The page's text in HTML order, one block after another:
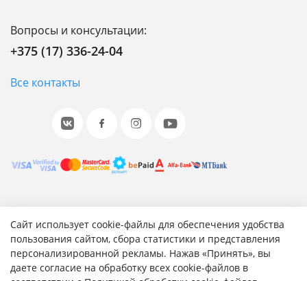
Сайт использует cookie-файлы для обеспечения удобства
пользования сайтом, сбора статистики и представления
персонализированной рекламы. Нажав «Принять», вы
даете согласие на обработку всех cookie-файлов в
Вопросы и консультации:
+375 (17) 336-24-04
Все контакты
© 2001-2026 «Битрикс», «1С-Битрикс». Работает на 1С-
Битрикс: Управление сайтом.
Согласие на обработку персональных данных
Отзыв согласия на обработку персональных данных